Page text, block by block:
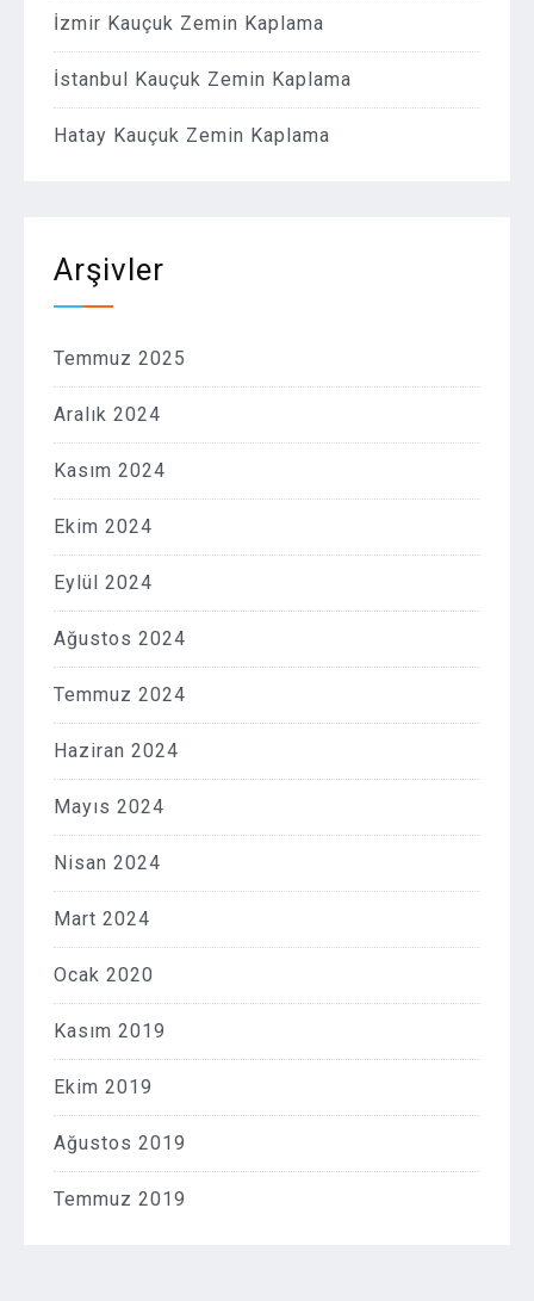
İzmir Kauçuk Zemin Kaplama
İstanbul Kauçuk Zemin Kaplama
Hatay Kauçuk Zemin Kaplama
Arşivler
Temmuz 2025
Aralık 2024
Kasım 2024
Ekim 2024
Eylül 2024
Ağustos 2024
Temmuz 2024
Haziran 2024
Mayıs 2024
Nisan 2024
Mart 2024
Ocak 2020
Kasım 2019
Ekim 2019
Ağustos 2019
Temmuz 2019